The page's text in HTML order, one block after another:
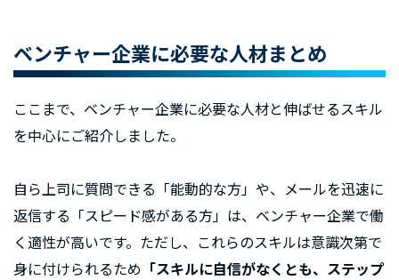
ベンチャー企業に必要な人材まとめ
ここまで、ベンチャー企業に必要な人材と伸ばせるスキル
を中心にご紹介しました。
自ら上司に質問できる「能動的な方」や、メールを迅速に
返信する「スピード感がある方」は、ベンチャー企業で働
く適性が高いです。ただし、これらのスキルは意識次第で
身に付けられるため 「スキルに自信がなくとも、ステップ